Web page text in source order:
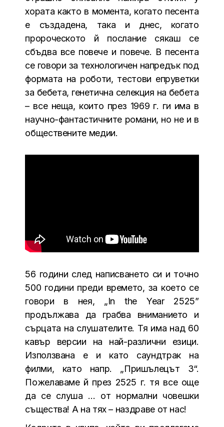
хората както в момента, когато песента
е създадена, така и днес, когато
пророческото й послание сякаш се
сбъдва все повече и повече. В песента
се говори за технологичен напредък под
формата на роботи, тестови епруветки
за бебета, генетична селекция на бебета
– все неща, които през 1969 г. ги има в
научно-фантастичните романи, но не и в
обществените медии.
56 години след написването си и точно
500 години преди времето, за което се
говори в нея, „In the Year 2525”
продължава да грабва вниманието и
сърцата на слушателите. Тя има над 60
кавър версии на най-различни езици.
Използвана е и като саундтрак на
филми, като напр. „Пришълецът 3“.
Пожелаваме й през 2525 г. тя все още
да се слуша … от нормални човешки
същества! А на тях – наздраве от нас!